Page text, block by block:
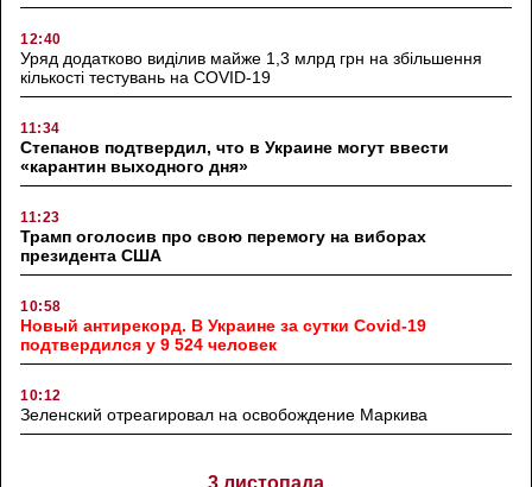
12:40
Уряд додатково виділив майже 1,3 млрд грн на збільшення
кількості тестувань на COVID-19
11:34
Степанов подтвердил, что в Украине могут ввести
«карантин выходного дня»
11:23
Трамп оголосив про свою перемогу на виборах
президента США
10:58
Новый антирекорд. В Украине за сутки Covid-19
подтвердился у 9 524 человек
10:12
Зеленский отреагировал на освобождение Маркива